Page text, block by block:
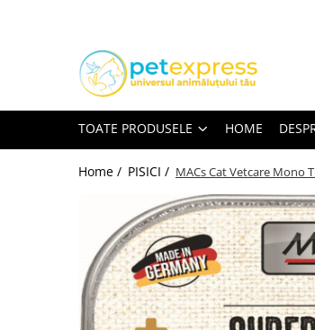
Toate Produsele
Hamuri
HRANA UMEDA
HRANA USCATA
TOATE PRODUSELE HOME
Home / PISICI / MACs Cat Vetcare Mono